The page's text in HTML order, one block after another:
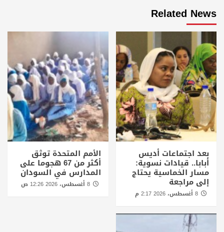
Related News
بعد اجتماعات أديس
أبابا.. قيادات نسوية:
مسار الخماسية يحتاج
إلى مراجعة
الأمم المتحدة توثق
أكثر من 67 هجوما على
المدارس في السودان
8 أغسطس، 2026 12:26 ص